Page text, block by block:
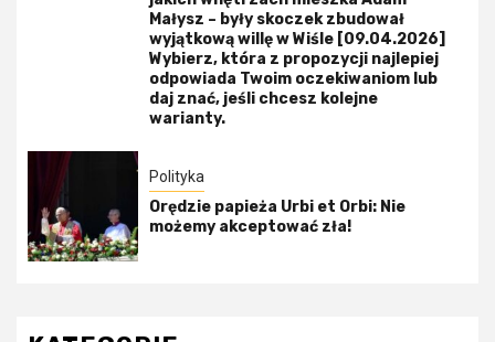
Małysz – były skoczek zbudował
wyjątkową willę w Wiśle [09.04.2026]
Wybierz, która z propozycji najlepiej
odpowiada Twoim oczekiwaniom lub
daj znać, jeśli chcesz kolejne
warianty.
Polityka
Orędzie papieża Urbi et Orbi: Nie
możemy akceptować zła!